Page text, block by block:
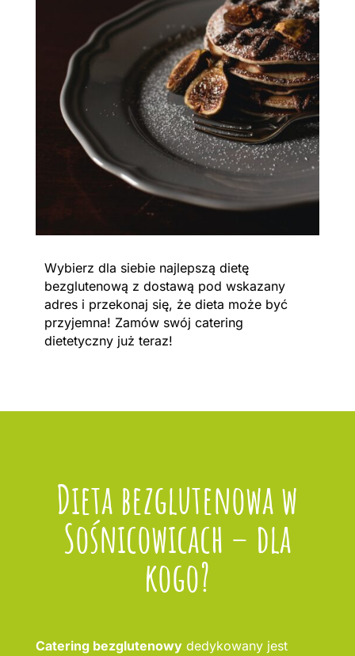
Wybierz dla siebie najlepszą dietę
bezglutenową z dostawą pod wskazany
adres i przekonaj się, że dieta może być
przyjemna! Zamów swój catering
dietetyczny już teraz!
Dieta bezglutenowa w
Sośnicowicach – dla
kogo?
Catering bezglutenowydedykowany jest